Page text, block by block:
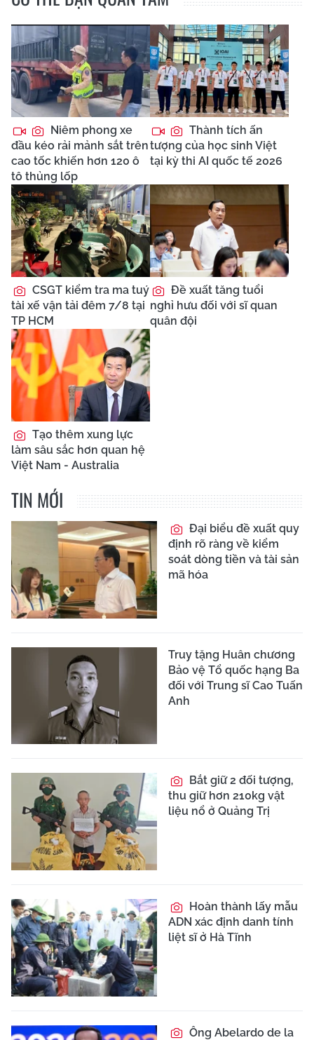
Niêm phong xe
đầu kéo rải mảnh sắt trên
cao tốc khiến hơn 120 ô
tô thủng lốp
Thành tích ấn
tượng của học sinh Việt
tại kỳ thi AI quốc tế 2026
CSGT kiểm tra ma tuý
tài xế vận tải đêm 7/8 tại
TP HCM
Đề xuất tăng tuổi
nghỉ hưu đối với sĩ quan
quân đội
Tạo thêm xung lực
làm sâu sắc hơn quan hệ
Việt Nam - Australia
TIN MỚI
Đại biểu đề xuất quy
định rõ ràng về kiểm
soát dòng tiền và tài sản
mã hóa
Truy tặng Huân chương
Bảo vệ Tổ quốc hạng Ba
đối với Trung sĩ Cao Tuấn
Anh
Bắt giữ 2 đối tượng,
thu giữ hơn 210kg vật
liệu nổ ở Quảng Trị
Hoàn thành lấy mẫu
ADN xác định danh tính
liệt sĩ ở Hà Tĩnh
Ông Abelardo de la